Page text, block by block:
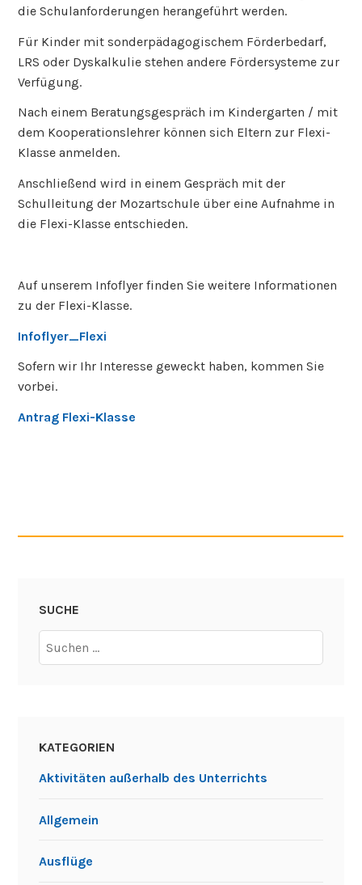
die Schulanforderungen herangeführt werden.
Für Kinder mit sonderpädagogischem Förderbedarf,
LRS oder Dyskalkulie stehen andere Fördersysteme zur
Verfügung.
Nach einem Beratungsgespräch im Kindergarten / mit
dem Kooperationslehrer können sich Eltern zur Flexi-
Klasse anmelden.
Anschließend wird in einem Gespräch mit der
Schulleitung der Mozartschule über eine Aufnahme in
die Flexi-Klasse entschieden.
Auf unserem Infoflyer finden Sie weitere Informationen
zu der Flexi-Klasse.
Infoflyer_Flexi
Sofern wir Ihr Interesse geweckt haben, kommen Sie
vorbei.
Antrag Flexi-Klasse
SUCHE
nach:
KATEGORIEN
Aktivitäten außerhalb des Unterrichts
Allgemein
Ausflüge